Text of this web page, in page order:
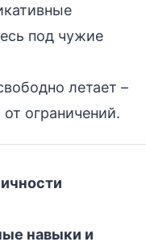
под чужие
летает –
ограничений.
навыки и